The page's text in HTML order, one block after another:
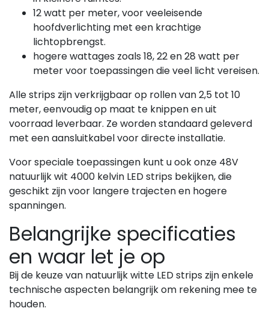
12 watt per meter, voor veeleisende
hoofdverlichting met een krachtige
lichtopbrengst.
hogere wattages zoals 18, 22 en 28 watt per
meter voor toepassingen die veel licht vereisen.
Alle strips zijn verkrijgbaar op rollen van 2,5 tot 10
meter, eenvoudig op maat te knippen en uit
voorraad leverbaar. Ze worden standaard geleverd
met een aansluitkabel voor directe installatie.
Voor speciale toepassingen kunt u ook onze 48V
natuurlijk wit 4000 kelvin LED strips bekijken, die
geschikt zijn voor langere trajecten en hogere
spanningen.
Belangrijke specificaties
en waar let je op
Bij de keuze van natuurlijk witte LED strips zijn enkele
technische aspecten belangrijk om rekening mee te
houden.